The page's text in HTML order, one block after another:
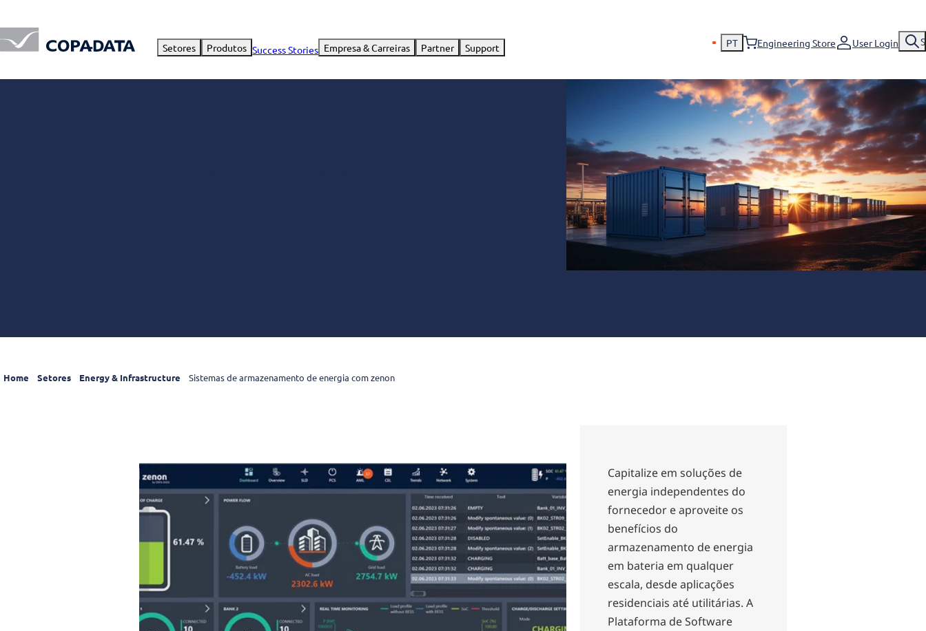
Setores Produtos Success Stories Empresa & Carreiras Partner Support PT Engineering Store User Login
Home Setores Energy & Infrastructure Sistemas de armazenamento de energia com zenon
Capitalize em soluções de
energia independentes do
fornecedor e aproveite os
benefícios do
armazenamento de energia
em bateria em qualquer
escala, desde aplicações
residenciais até utilitárias. A
Plataforma de Software